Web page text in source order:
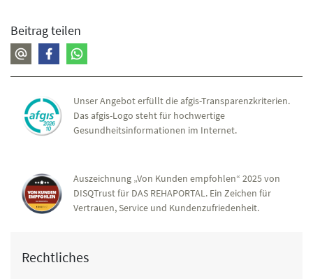
Beitrag teilen
Unser Angebot erfüllt die afgis-Transparenzkriterien.
Das afgis-Logo steht für hochwertige
Gesundheitsinformationen im Internet.
Auszeichnung „Von Kunden empfohlen“ 2025 von
DISQTrust für DAS REHAPORTAL. Ein Zeichen für
Vertrauen, Service und Kundenzufriedenheit.
Rechtliches